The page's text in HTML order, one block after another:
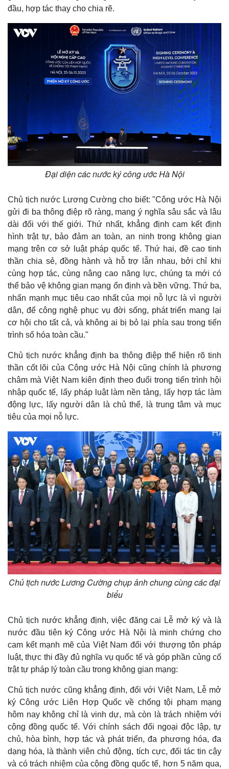
Vụ án
Tin nóng
Vũ khí
Việt Nam
Phân tích
đầu, hợp tác thay cho chia rẽ.
Đại diện các nước ký công ước Hà Nội
Chủ tịch nước Lương Cường cho biết: "Công ước Hà Nội
gửi đi ba thông điệp rõ ràng, mang ý nghĩa sâu sắc và lâu
dài đối với thế giới. Thứ nhất, khẳng định cam kết định
hình trật tự, bảo đảm an toàn, an ninh trong không gian
mạng trên cơ sở luật pháp quốc tế. Thứ hai, đề cao tinh
thần chia sẻ, đồng hành và hỗ trợ lẫn nhau, bởi chỉ khi
cùng hợp tác, cùng nâng cao năng lực, chúng ta mới có
thể bảo vệ không gian mạng ổn định và bền vững. Thứ ba,
nhấn mạnh mục tiêu cao nhất của mọi nỗ lực là vì người
dân, để công nghệ phục vụ đời sống, phát triển mang lại
cơ hội cho tất cả, và không ai bị bỏ lại phía sau trong tiến
trình số hóa toàn cầu."
Chủ tịch nước khẳng định ba thông điệp thể hiện rõ tinh
thần cốt lõi của Công ước Hà Nội cũng chính là phương
châm mà Việt Nam kiên định theo đuổi trong tiến trình hội
nhập quốc tế, lấy pháp luật làm nền tảng, lấy hợp tác làm
động lực, lấy người dân là chủ thể, là trung tâm và mục
tiêu của mọi nỗ lực.
Chủ tịch nước Lương Cường chụp ảnh chung cùng các đại
biểu
Chủ tịch nước khẳng định, việc đăng cai Lễ mở ký và là
nước đầu tiên ký Công ước Hà Nội là minh chứng cho
cam kết mạnh mẽ của Việt Nam đối với thượng tôn pháp
luật, thực thi đầy đủ nghĩa vụ quốc tế và góp phần củng cố
trật tự pháp lý toàn cầu trong không gian mạng:
Chủ tịch nước cũng khẳng định, đối với Việt Nam, Lễ mở
ký Công ước Liên Hợp Quốc về chống tội phạm mạng
hôm nay không chỉ là vinh dự, mà còn là trách nhiệm với
cộng đồng quốc tế. Với chính sách đối ngoại độc lập, tự
chủ, hòa bình, hợp tác và phát triển, đa phương hóa, đa
dạng hóa, là thành viên chủ động, tích cực, đối tác tin cậy
và có trách nhiệm của cộng đồng quốc tế, hơn 5 năm qua,